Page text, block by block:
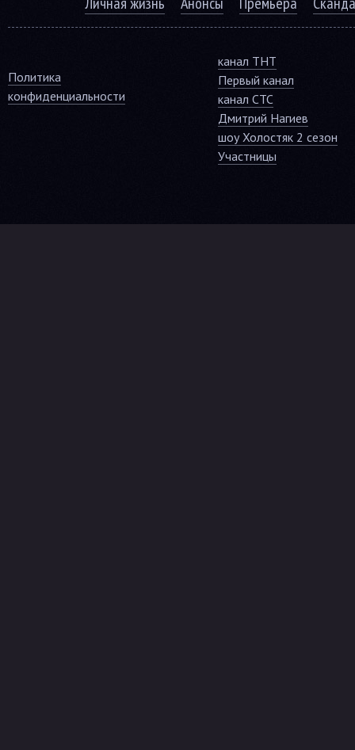
Политика
конфиденциальности
канал ТНТ
Первый канал
канал СТС
Дмитрий Нагиев
шоу Холостяк 2 сезон
Участницы